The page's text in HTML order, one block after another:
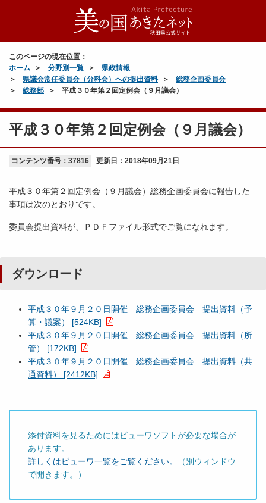
このページの現在位置：
ホーム
分野別一覧
県政情報
県議会常任委員会（分科会）への提出資料
総務企画委員会
総務部
平成３０年第２回定例会（９月議会）
平成３０年第２回定例会（９月議会）
コンテンツ番号：37816 更新日： 2018年09月21日
平成３０年第２回定例会（９月議会）総務企画委員会に報告した
事項は次のとおりです。
委員会提出資料が、ＰＤＦファイル形式でご覧になれます。
ダウンロード
平成３０年９月２０日開催 総務企画委員会 提出資料（予
算・議案） [524KB]
平成３０年９月２０日開催 総務企画委員会 提出資料（所
管） [172KB]
平成３０年９月２０日開催 総務企画委員会 提出資料（共
通資料） [2412KB]
添付資料を見るためにはビューワソフトが必要な場合が
あります。
詳しくはビューワ一覧をご覧ください。
（別ウィンドウ
で開きます。）